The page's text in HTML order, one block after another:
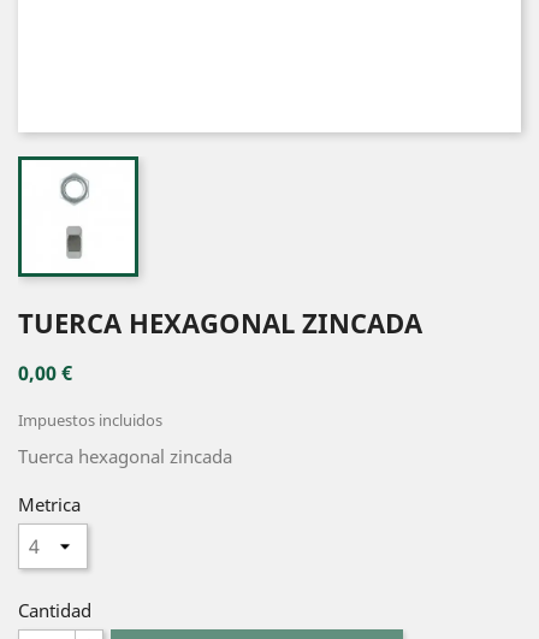
TUERCA HEXAGONAL ZINCADA
0,00 €
Impuestos incluidos
Tuerca hexagonal zincada
Metrica
Cantidad